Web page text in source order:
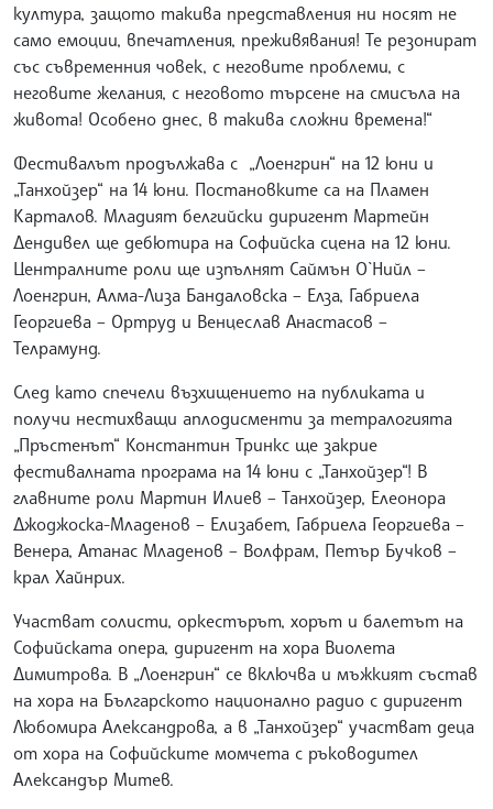
култура, защото такива представления ни носят не
само емоции, впечатления, преживявания! Те резонират
със съвременния човек, с неговите проблеми, с
неговите желания, с неговото търсене на смисъла на
живота! Особено днес, в такива сложни времена!“
Фестивалът продължава с „Лоенгрин“ на 12 юни и
„Танхойзер“ на 14 юни. Постановките са на Пламен
Карталов. Младият белгийски диригент Мартейн
Дендивел ще дебютира на Софийска сцена на 12 юни.
Централните роли ще изпълнят Саймън О`Нийл –
Лоенгрин, Алма-Лиза Бандаловска – Елза, Габриела
Георгиева – Ортруд и Венцеслав Анастасов –
Телрамунд.
След като спечели възхищението на публиката и
получи нестихващи аплодисменти за тетралогията
„Пръстенът“ Константин Тринкс ще закрие
фестивалната програма на 14 юни с „Танхойзер“! В
главните роли Мартин Илиев – Танхойзер, Елеонора
Джоджоска-Младенов – Елизабет, Габриела Георгиева –
Венера, Атанас Младенов – Волфрам, Петър Бучков –
крал Хайнрих.
Участват солисти, оркестърът, хорът и балетът на
Софийската опера, диригент на хора Виолета
Димитрова. В „Лоенгрин“ се включва и мъжкият състав
на хора на Българското национално радио с диригент
Любомира Александрова, а в „Танхойзер“ участват деца
от хора на Софийските момчета с ръководител
Александър Митев.